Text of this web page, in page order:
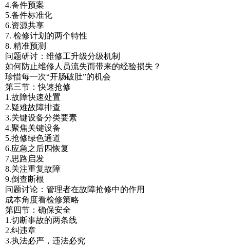
4.备件预案
5.备件标准化
6.资源共享
7. 检修计划的两个特性
8. 精准预测
问题研讨：维修工升级分级机制
如何防止维修人员流失而带来的经验损失？
珍惜每一次“开肠破肚”的机会
第三节：快速抢修
1.故障快速处置
2.疑难故障排查
3.关键设备分类要素
4.聚焦关键设备
5.抢修绿色通道
6.应急之后四恢复
7.思路启发
8.关注重复故障
9.倒查断根
问题讨论：管理者在故障抢修中的作用
成本角度看检修策略
第四节：确保安全
1.切断事故的两条线
2.纠违章
3.执法必严，违法必究